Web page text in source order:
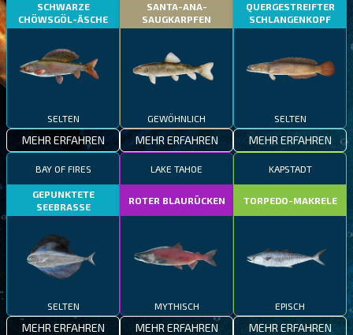
SCHWARZE
CHÖWSGÖL-ÄSCHE
SELTEN
MEHR ERFAHREN
SANTA-ANA-
SAUGKARPFEN
GEWÖHNLICH
MEHR ERFAHREN
QUERGESTREIFTER
SCHLANGENKOPF
SELTEN
MEHR ERFAHREN
BAY OF FIRES
GEPUNKTETE
SEEBRASSE
SELTEN
MEHR ERFAHREN
LAKE TAHOE
ROTER BLAURÜCKEN
MYTHISCH
MEHR ERFAHREN
KAPSTADT
TORPEDO-MAKRELE
EPISCH
MEHR ERFAHREN